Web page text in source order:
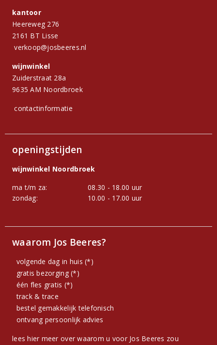
kantoor
Heereweg 276
2161 BT Lisse
verkoop@josbeeres.nl
wijnwinkel
Zuiderstraat 28a
9635 AM Noordbroek
contactinformatie
openingstijden
wijnwinkel Noordbroek
ma t/m za:
08.30 - 18.00 uur
zondag:
10.00 - 17.00 uur
waarom Jos Beeres?
volgende dag in huis (*)
gratis bezorging (*)
één fles gratis (*)
track & trace
bestel gemakkelijk telefonisch
ontvang persoonlijk advies
lees hier meer over waarom u voor Jos Beeres zou